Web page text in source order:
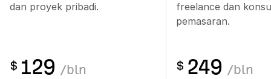
dan proyek pribadi.
freelance dan
pemasaran.
$ 129 /bln $ 249 /bln